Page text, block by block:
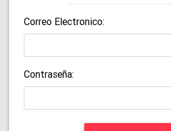
Correo Electronico:
Contraseña: